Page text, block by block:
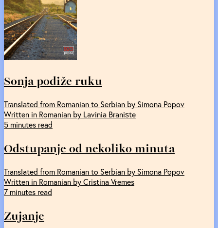
Sonja podiže ruku
Translated from Romanian to Serbian by Simona Popov
Written in Romanian by Lavinia Braniște
5 minutes read
Odstupanje od nekoliko minuta
Translated from Romanian to Serbian by Simona Popov
Written in Romanian by Cristina Vremes
7 minutes read
Zujanje